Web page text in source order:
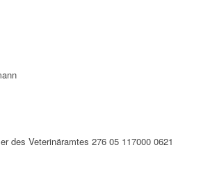
des Veterinäramtes 276 05 117000 0621